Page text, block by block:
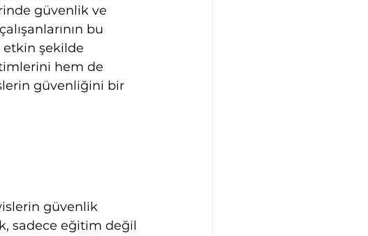
güvenlik ve
bu
etkin şekilde
hem de
güvenliğini bir
güvenlik
sadece eğitim değil